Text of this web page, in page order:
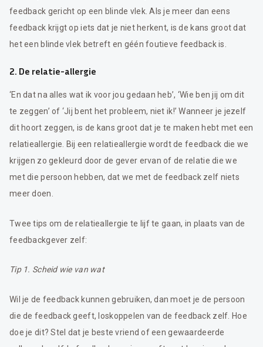
feedback gericht op een blinde vlek. Als je meer dan eens
feedback krijgt op iets dat je niet herkent, is de kans groot dat
het een blinde vlek betreft en géén foutieve feedback is.
2. De relatie-allergie
‘En dat na alles wat ik voor jou gedaan heb’, ‘Wie ben jij om dit
te zeggen’ of ‘Jij bent het probleem, niet ik!’ Wanneer je jezelf
dit hoort zeggen, is de kans groot dat je te maken hebt met een
relatieallergie. Bij een relatieallergie wordt de feedback die we
krijgen zo gekleurd door de gever ervan of de relatie die we
met die persoon hebben, dat we met de feedback zelf niets
meer doen.
Twee tips om de relatieallergie te lijf te gaan, in plaats van de
feedbackgever zelf:
Tip 1. Scheid wie van wat
Wil je de feedback kunnen gebruiken, dan moet je de persoon
die de feedback geeft, loskoppelen van de feedback zelf. Hoe
doe je dit? Stel dat je beste vriend of een gewaardeerde